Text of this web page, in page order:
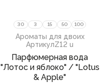
30 3 15 50 100
Ароматы для двоих
АртикулZ12 u
Парфюмерная вода
"Лотос и яблоко" / "Lotus
& Apple"